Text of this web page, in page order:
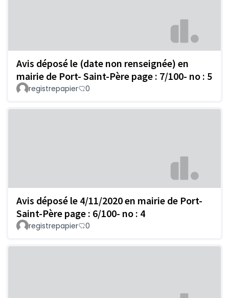
Avis déposé le (date non renseignée) en
mairie de Port- Saint-Père page : 7/100- no : 5
registrepapier 0
Avis déposé le 4/11/2020 en mairie de Port-
Saint-Père page : 6/100- no : 4
registrepapier 0